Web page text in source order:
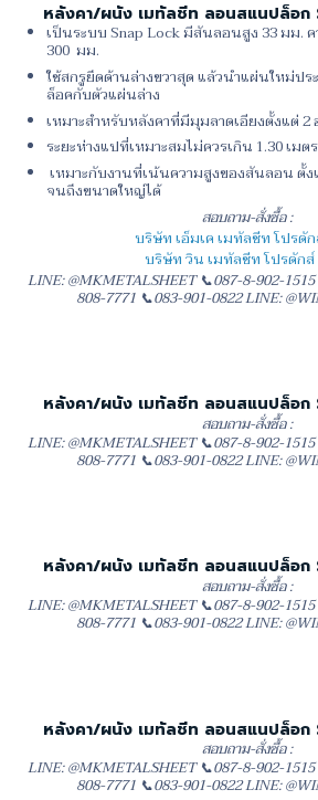
หลังคา/ผนัง เมทัลชีท ลอนสแนปล็อก
เป็นระบบ Snap Lock มีสันลอนสูง 33 มม.
300 มม.
ใช้สกรูยึดด้านล่างขวาสุด แล้วนำแผ่นใหม่ป
ล็อคกับตัวแผ่นล่าง
เหมาะสำหรับหลังคาที่มีมุมลาดเอียงตั้งแต่ 2
ระยะห่างแปที่เหมาะสมไม่ควรเกิน 1.30 เมตร
เหมาะกับงานที่เน้นความสูงของสันลอน ตั้ง
จนถึงขนาดใหญ่ได้
สอบถาม-สั่งซื้อ :
บริษัท เอ็มเค เมทัลชีท โปรดั
บริษัท วิน เมทัลชีท โปรดักส์
LINE: @MKMETALSHEET 📞087-8-902-
808-7771 📞083-901-0822 LINE:
หลังคา/ผนัง เมทัลชีท ลอนสแนปล็อก
สอบถาม-สั่งซื้อ :
LINE: @MKMETALSHEET 📞087-8-902-
808-7771 📞083-901-0822 LINE:
หลังคา/ผนัง เมทัลชีท ลอนสแนปล็อก
สอบถาม-สั่งซื้อ :
LINE: @MKMETALSHEET 📞087-8-902-
808-7771 📞083-901-0822 LINE:
หลังคา/ผนัง เมทัลชีท ลอนสแนปล็อก
สอบถาม-สั่งซื้อ :
LINE: @MKMETALSHEET 📞087-8-902-
808-7771 📞083-901-0822 LINE: